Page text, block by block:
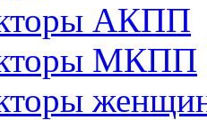
АКПП
МКПП